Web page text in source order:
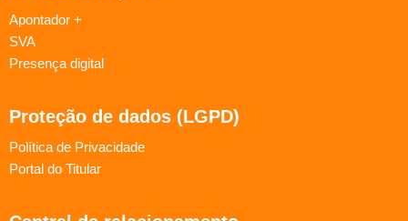
Apontador +
SVA
Presença digital
Proteção de dados (LGPD)
Política de Privacidade
Portal do Titular